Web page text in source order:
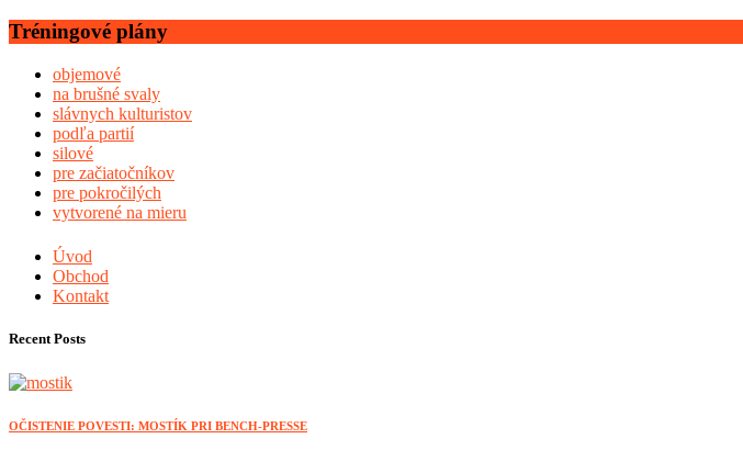
Tréningové plány
objemové
na brušné svaly
slávnych kulturistov
podľa partií
silové
pre začiatočníkov
pre pokročilých
vytvorené na mieru
Úvod
Obchod
Kontakt
Recent Posts
OČISTENIE POVESTI: MOSTÍK PRI BENCH-PRESSE